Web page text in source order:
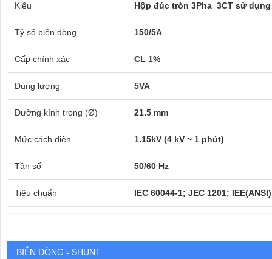
Kiểu Hộp đúc tròn 3Pha 3CT sử
Tỷ số biến dòng 150/5A
Cấp chính xác CL 1%
Dung lượng 5VA
Đường kính trong (Ø) 21.5 mm
Mức cách điện 1.15kV (4 kV ~ 1 phút)
Tần số 50/60 Hz
Tiêu chuẩn IEC 60044-1; JEC 1201;
BIẾN DÒNG - SHUNT